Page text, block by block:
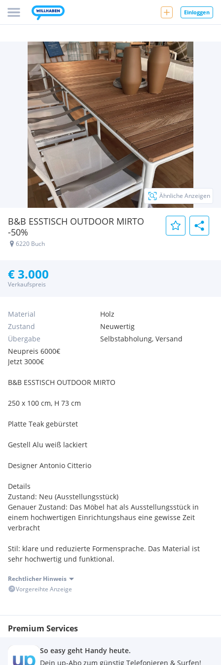
Einloggen
B&B ESSTISCH OUTDOOR MIRTO
-50%
6220 Buch
Ähnliche Anzeigen
€ 3.000
Verkaufspreis
Material
Holz
Zustand
Neuwertig
Übergabe
Selbstabholung, Versand
Neupreis 6000€
Jetzt 3000€
B&B ESSTISCH OUTDOOR MIRTO
250 x 100 cm, H 73 cm
Platte Teak gebürstet
Gestell Alu weiß lackiert
Designer Antonio Citterio
Details
Zustand: Neu (Ausstellungsstück)
Genauer Zustand: Das Möbel hat als Ausstellungsstück in
einem hochwertigen Einrichtungshaus eine gewisse Zeit
verbracht
Stil: klare und reduzierte Formensprache. Das Material ist
sehr hochwertig und funktional.
Beschreibung
leichte Aluminium-Druckgussgestelle und verschiedene
glasierte Lavasteinfliesen, verziert mit Reproduktionen
traditioneller sizilianischer Spitze. Für die Dekoration dieser
Rechtlicher Hinweis
Vorgereihte Anzeige
Premium Services
So easy geht Handy heute.
Dein up-Abo zum günstig Telefonieren & Surfen!